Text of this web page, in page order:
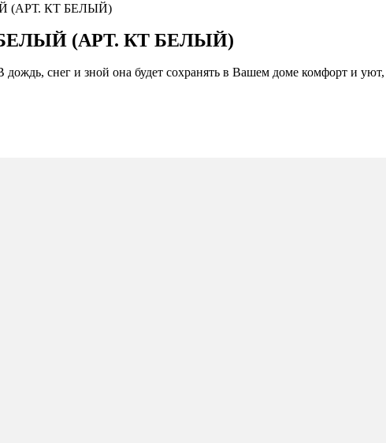
(АРТ. КТ БЕЛЫЙ)
(АРТ. КТ БЕЛЫЙ)
снег и зной она будет сохранять в Вашем доме комфорт и